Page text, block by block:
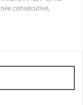
consécutive,